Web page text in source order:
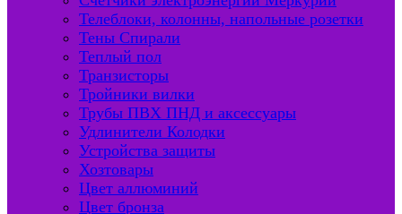
Телеблоки, колонны, напольные розетки
Тены Спирали
Теплый пол
Транзисторы
Тройники вилки
Трубы ПВХ ПНД и аксессуары
Удлинители Колодки
Устройства защиты
Хозтовары
Цвет аллюминий
Цвет бронза